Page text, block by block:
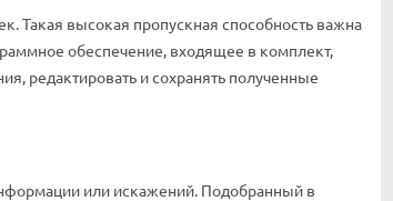
Такая высокая пропускная способность важна
обеспечение, входящее в комплект,
редактировать и сохранять полученные
или искажений. Подобранный в